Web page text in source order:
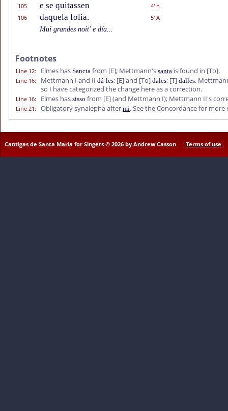
105
e se quitassen
4' h
106
daquela folía.
5' A
Mui grandes noit' e día...
Footnotes
Line 12: Elmes has Sancta from [E]; Mettmann's santa is found in [To].
Line 16: Mettmann I and II dá-les; [E]and [To] dales; [T] dalles.
so I have categorized the change here as a correction.
Line 16: Elmes has sisso from [E](and Mettmann I); Mettmann II's
Line 21: Obligatory synalepha after mi. See the Concordance for more
Cantigas de Santa Maria for Singers © 2026 by Andrew Casson Terms of use